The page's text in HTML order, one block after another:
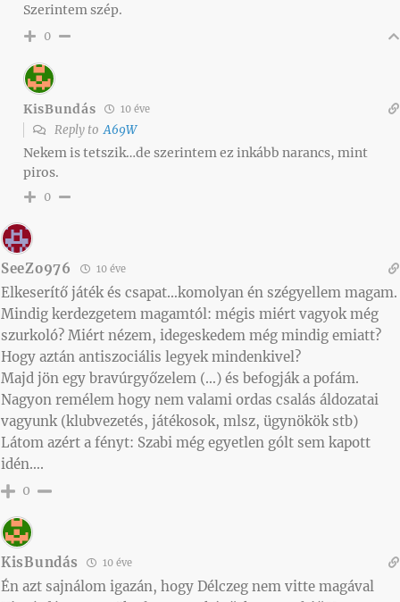
Szerintem szép.
0
KisBundás 10 éve
Reply toA69W
Nekem is tetszik…de szerintem ez inkább narancs, mint
piros.
0
SeeZo976 10 éve
Elkeserítő játék és csapat…komolyan én szégyellem magam.
Mindig kerdezgetem magamtól: mégis miért vagyok még
szurkoló? Miért nézem, idegeskedem még mindig emiatt?
Hogy aztán antiszociális legyek mindenkivel?
Majd jön egy bravúrgyőzelem (…) és befogják a pofám.
Nagyon remélem hogy nem valami ordas csalás áldozatai
vagyunk (klubvezetés, játékosok, mlsz, ügynökök stb)
Látom azért a fényt: Szabi még egyetlen gólt sem kapott
idén….
0
KisBundás 10 éve
Én azt sajnálom igazán, hogy Délczeg nem vitte magával